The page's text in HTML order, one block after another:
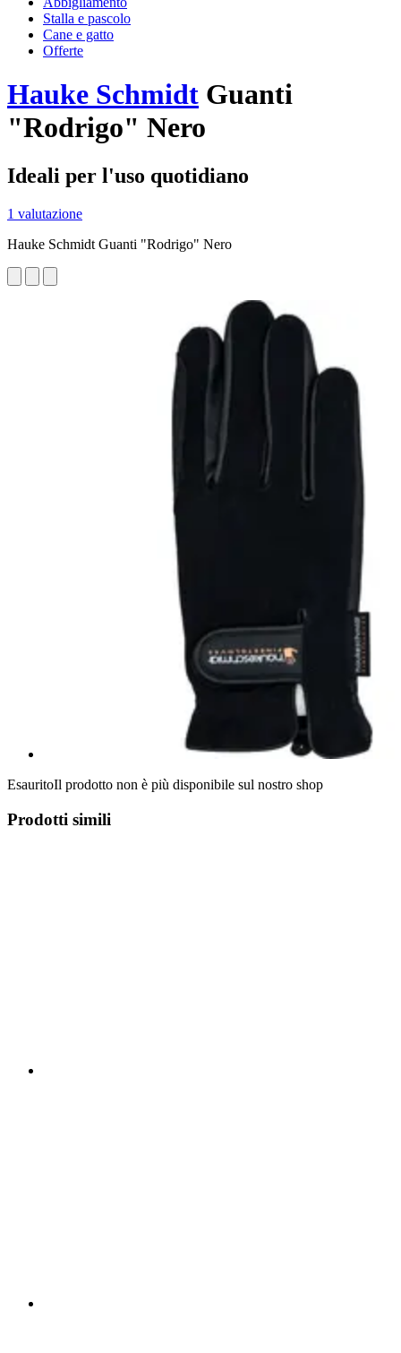
Stalla e pascolo
Cane e gatto
Offerte
Hauke Schmidt Guanti
"Rodrigo" Nero
Ideali per l'uso quotidiano
1 valutazione
Hauke Schmidt Guanti "Rodrigo" Nero
EsauritoIl prodotto non è più disponibile sul nostro shop
Prodotti simili